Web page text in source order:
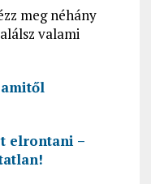
meg néhány
valami
elrontani –